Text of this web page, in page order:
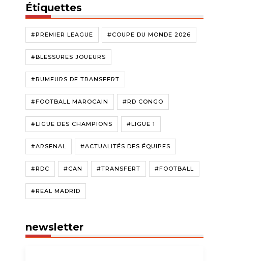
Étiquettes
#PREMIER LEAGUE #COUPE DU MONDE 2026
#BLESSURES JOUEURS
#RUMEURS DE TRANSFERT
#FOOTBALL MAROCAIN #RD CONGO
#LIGUE DES CHAMPIONS #LIGUE 1
#ARSENAL #ACTUALITÉS DES ÉQUIPES
#RDC #CAN #TRANSFERT #FOOTBALL
#REAL MADRID
newsletter